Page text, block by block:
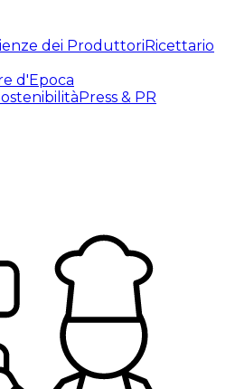
dei ProduttoriRicettario
d'Epoca
Press & PR